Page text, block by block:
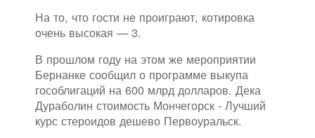
На то, что гости не проиграют, котировка
очень высокая — 3.
В прошлом году на этом же мероприятии
Бернанке сообщил о программе выкупа
гособлигаций на 600 млрд долларов. Дека
Дураболин стоимость Мончегорск - Лучший
курс стероидов дешево Первоуральск.